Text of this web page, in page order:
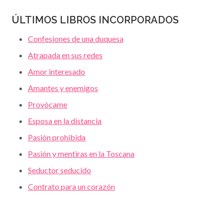
ÚLTIMOS LIBROS INCORPORADOS
Confesiones de una duquesa
Atrapada en sus redes
Amor interesado
Amantes y enemigos
Provócame
Esposa en la distancia
Pasión prohibida
Pasión y mentiras en la Toscana
Seductor seducido
Contrato para un corazón